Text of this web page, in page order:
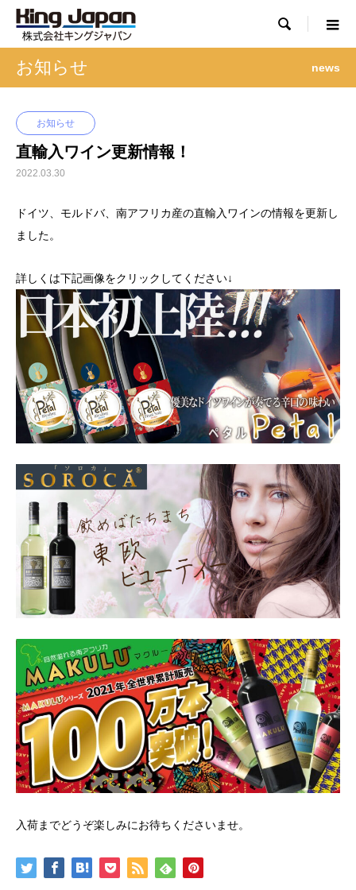

お知らせ news
お知らせ
直輸入ワイン更新情報！
2022.03.30
ドイツ、モルドバ、南アフリカ産の直輸入ワインの情報を更新し
ました。
詳しくは下記画像をクリックしてください↓
入荷までどうぞ楽しみにお待ちくださいませ。